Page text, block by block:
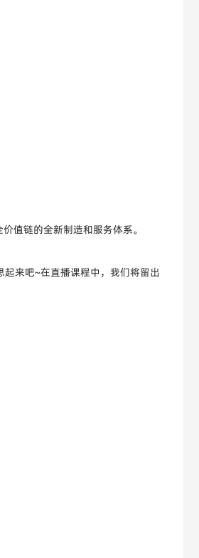
值链的全新制造和服务体系。
来吧~在直播课程中，我们将留出